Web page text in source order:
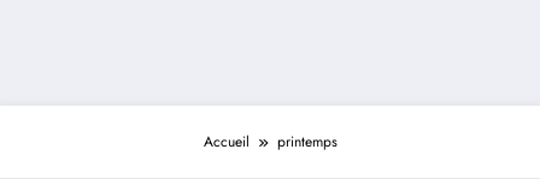
Accueil printemps